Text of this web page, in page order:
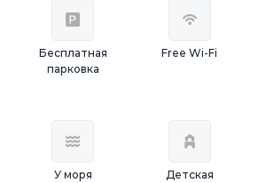
Бесплатная
парковка
Free Wi-Fi
У моря
Детская